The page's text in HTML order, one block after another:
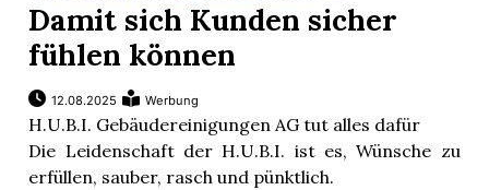
Damit sich Kunden sicher
fühlen können
12.08.2025 Werbung
H.U.B.I. Gebäudereinigungen AG tut alles dafür
Die Leidenschaft der H.U.B.I. ist es, Wünsche zu
erfüllen, sauber, rasch und pünktlich.